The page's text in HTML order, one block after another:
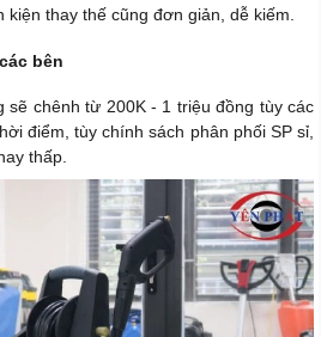
kiện thay thế cũng đơn giản, dễ kiếm.
bên
sẽ chênh từ 200K - 1 triệu đồng tùy các
điểm, tùy chính sách phân phối SP sỉ,
thấp.